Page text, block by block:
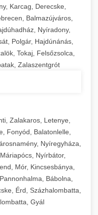
Karcag, Derecske,
Balmazújváros,
Nyíradony,
Polgár, Hajdúnánás,
Tokaj, Felsőzsolca,
Zalaszentgrót
Zalakaros, Letenye,
Fonyód, Balatonlelle,
Nyíregyháza,
Nyírbátor,
Mór, Kincsesbánya,
Bábolna,
Érd, Százhalombatta,
Gyál